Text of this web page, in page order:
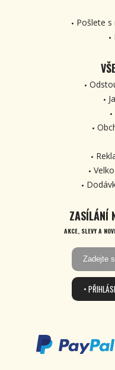
Pošlete
ZASÍLÁNÍ
AKCE, SLEVY A
•